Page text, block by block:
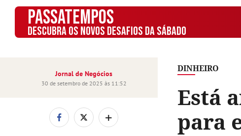
PASSATEMPOS
DESCUBRA OS NOVOS DESAFIOS DA SÁBADO
DINHEIRO
Está
para
Jornal de Negócios
30 de setembro de 2025 às 11:52
+